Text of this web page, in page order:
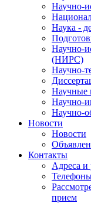
Научно-
Наука -
Научно-
(НИРС)
Научно-
Научные
Научно-
Научно-
Новости
Новости
Контакты
Адреса и
прием